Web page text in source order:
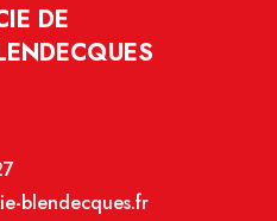
DE
blendecques.fr